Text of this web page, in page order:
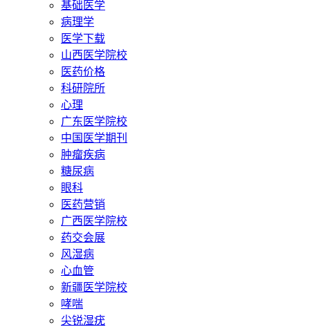
基础医学
病理学
医学下载
山西医学院校
医药价格
科研院所
心理
广东医学院校
中国医学期刊
肿瘤疾病
糖尿病
眼科
医药营销
广西医学院校
药交会展
风湿病
心血管
新疆医学院校
哮喘
尖锐湿疣